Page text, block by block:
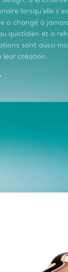
lorsqu’elle
a changé à
quotidien et a
sont aussi
leur création.